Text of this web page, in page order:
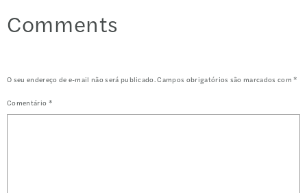
Comments
O seu endereço de e-mail não será publicado.Campos obrigatórios são marcados com*
Comentário *